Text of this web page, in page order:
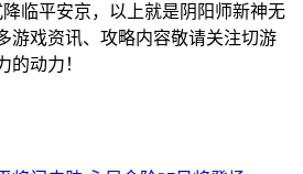
临平安京，以上就是阴阳师新神无
游戏资讯、攻略内容敬请关注切游
的动力！